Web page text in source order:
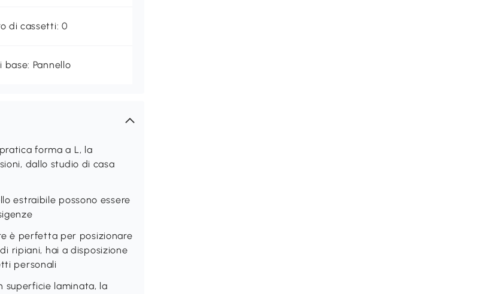
di cassetti: 0
base: Pannello
forma a L, la
dallo studio di casa
estraibile possono essere
è perfetta per posizionare
ripiani, hai a disposizione
personali
superficie laminata, la